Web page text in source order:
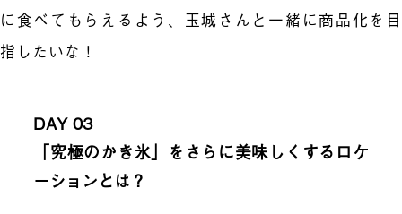
に食べてもらえるよう、玉城さんと一緒に商品化を目
指したいな！
DAY 03
「究極のかき氷」をさらに美味しくするロケ
ーションとは？